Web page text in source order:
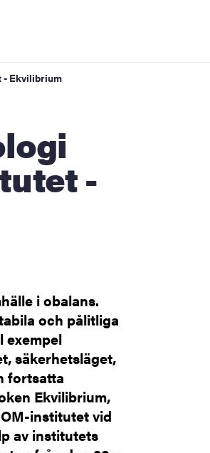
- Ekvilibrium
-
i obalans.
och pålitliga
exempel
säkerhetsläget,
fortsatta
Ekvilibrium,
institutet vid
av institutets